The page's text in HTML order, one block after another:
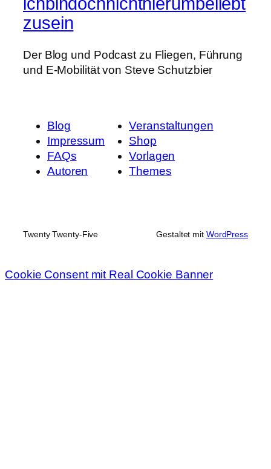
zusein
Der Blog und Podcast zu Fliegen, Führung
und E-Mobilität von Steve Schutzbier
Blog
Impressum
FAQs
Autoren
Veranstaltungen
Shop
Vorlagen
Themes
Twenty Twenty-Five Gestaltet mit WordPress
Cookie Consent mit Real Cookie Banner